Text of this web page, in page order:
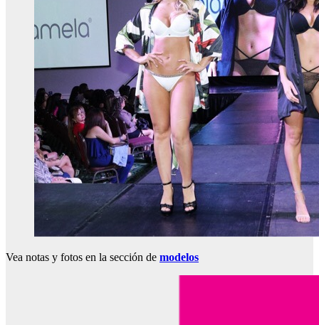
Vea notas y fotos en la sección de modelos